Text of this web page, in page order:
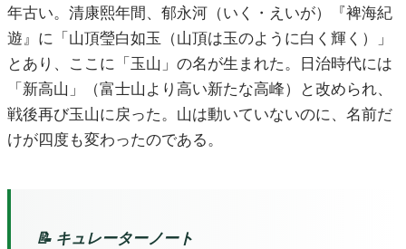
年古い。清康熙年間、郁永河（いく・えいが）『裨海紀
遊』に「山頂瑩白如玉（山頂は玉のように白く輝く）」
とあり、ここに「玉山」の名が生まれた。日治時代には
「新高山」（富士山より高い新たな高峰）と改められ、
戦後再び玉山に戻った。山は動いていないのに、名前だ
けが四度も変わったのである。
📝 キュレーターノート